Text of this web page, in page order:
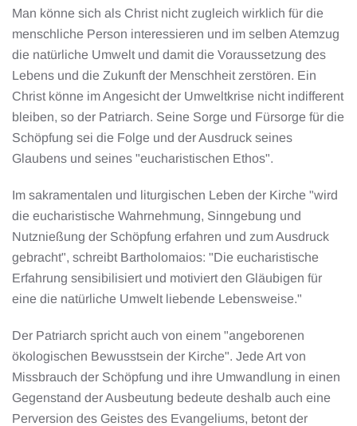
Man könne sich als Christ nicht zugleich wirklich für die
menschliche Person interessieren und im selben Atemzug
die natürliche Umwelt und damit die Voraussetzung des
Lebens und die Zukunft der Menschheit zerstören. Ein
Christ könne im Angesicht der Umweltkrise nicht indifferent
bleiben, so der Patriarch. Seine Sorge und Fürsorge für die
Schöpfung sei die Folge und der Ausdruck seines
Glaubens und seines "eucharistischen Ethos".
Im sakramentalen und liturgischen Leben der Kirche "wird
die eucharistische Wahrnehmung, Sinngebung und
Nutznießung der Schöpfung erfahren und zum Ausdruck
gebracht", schreibt Bartholomaios: "Die eucharistische
Erfahrung sensibilisiert und motiviert den Gläubigen für
eine die natürliche Umwelt liebende Lebensweise."
Der Patriarch spricht auch von einem "angeborenen
ökologischen Bewusstsein der Kirche". Jede Art von
Missbrauch der Schöpfung und ihre Umwandlung in einen
Gegenstand der Ausbeutung bedeute deshalb auch eine
Perversion des Geistes des Evangeliums, betont der